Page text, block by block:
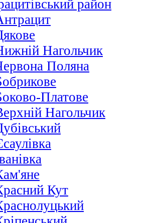
район
Нагольчик
Поляна
Платове
Нагольчик
Кут